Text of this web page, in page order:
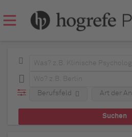
Berufsfeld Art der